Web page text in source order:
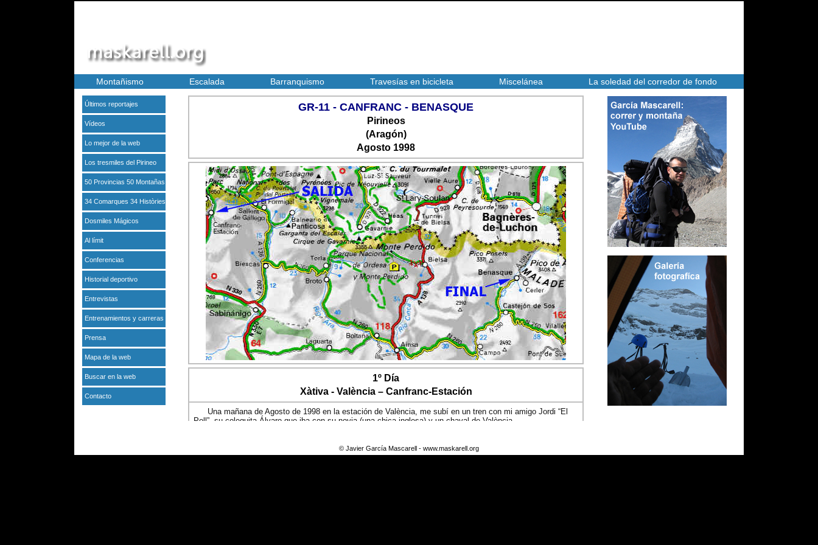
Montañismo Escalada Barranquismo Travesías en bicicleta Miscelánea La soledad del corredor de fondo
Últimos reportajes
Vídeos
Lo mejor de la web
Los tresmiles del Pirineo
50 Provincias 50 Montañas
34 Comarques 34 Històries
Dosmiles Mágicos
Al límit
Conferencias
Historial deportivo
Entrevistas
Entrenamientos y carreras
Prensa
Mapa de la web
Buscar en la web
Contacto
GR-11 - CANFRANC - BENASQUE
Pirineos
(Aragón)
Agosto 1998
1º Día
Xàtiva - València – Canfranc-Estación
Una mañana de Agosto de 1998 en la estación de València, me subí en un tren con mi amigo Jordi “El
Poll”, su coleguita Álvaro que iba con su novia (una chica inglesa) y un chaval de València.
2º Día
© Javier García Mascarell - www.maskarell.org